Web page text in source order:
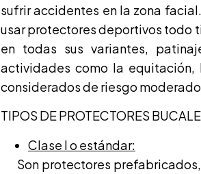
sufrir accidentes en la zona
usar protectores deportivos todo
en todas sus variantes,
actividades como la equitación,
considerados de riesgo
TIPOS DE PROTECTORES
Clase I o estándar:
Son protectores